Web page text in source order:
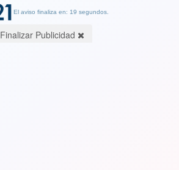
El aviso finaliza en: 19 segundos.
Finalizar Publicidad